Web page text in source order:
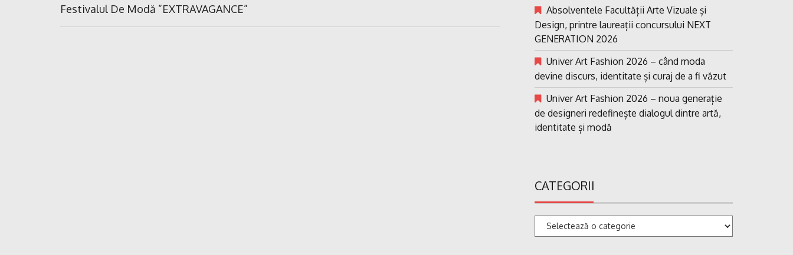
în
articole
Previous
Post:
Festivalul De Modă ”EXTRAVAGANCE”
Absolventele Facultății Arte Vizuale și
Design, printre laureații concursului NEXT
GENERATION 2026
Univer Art Fashion 2026 – când moda
devine discurs, identitate și curaj de a fi văzut
Univer Art Fashion 2026 – noua generație
de designeri redefinește dialogul dintre artă,
identitate și modă
CATEGORII
Categorii